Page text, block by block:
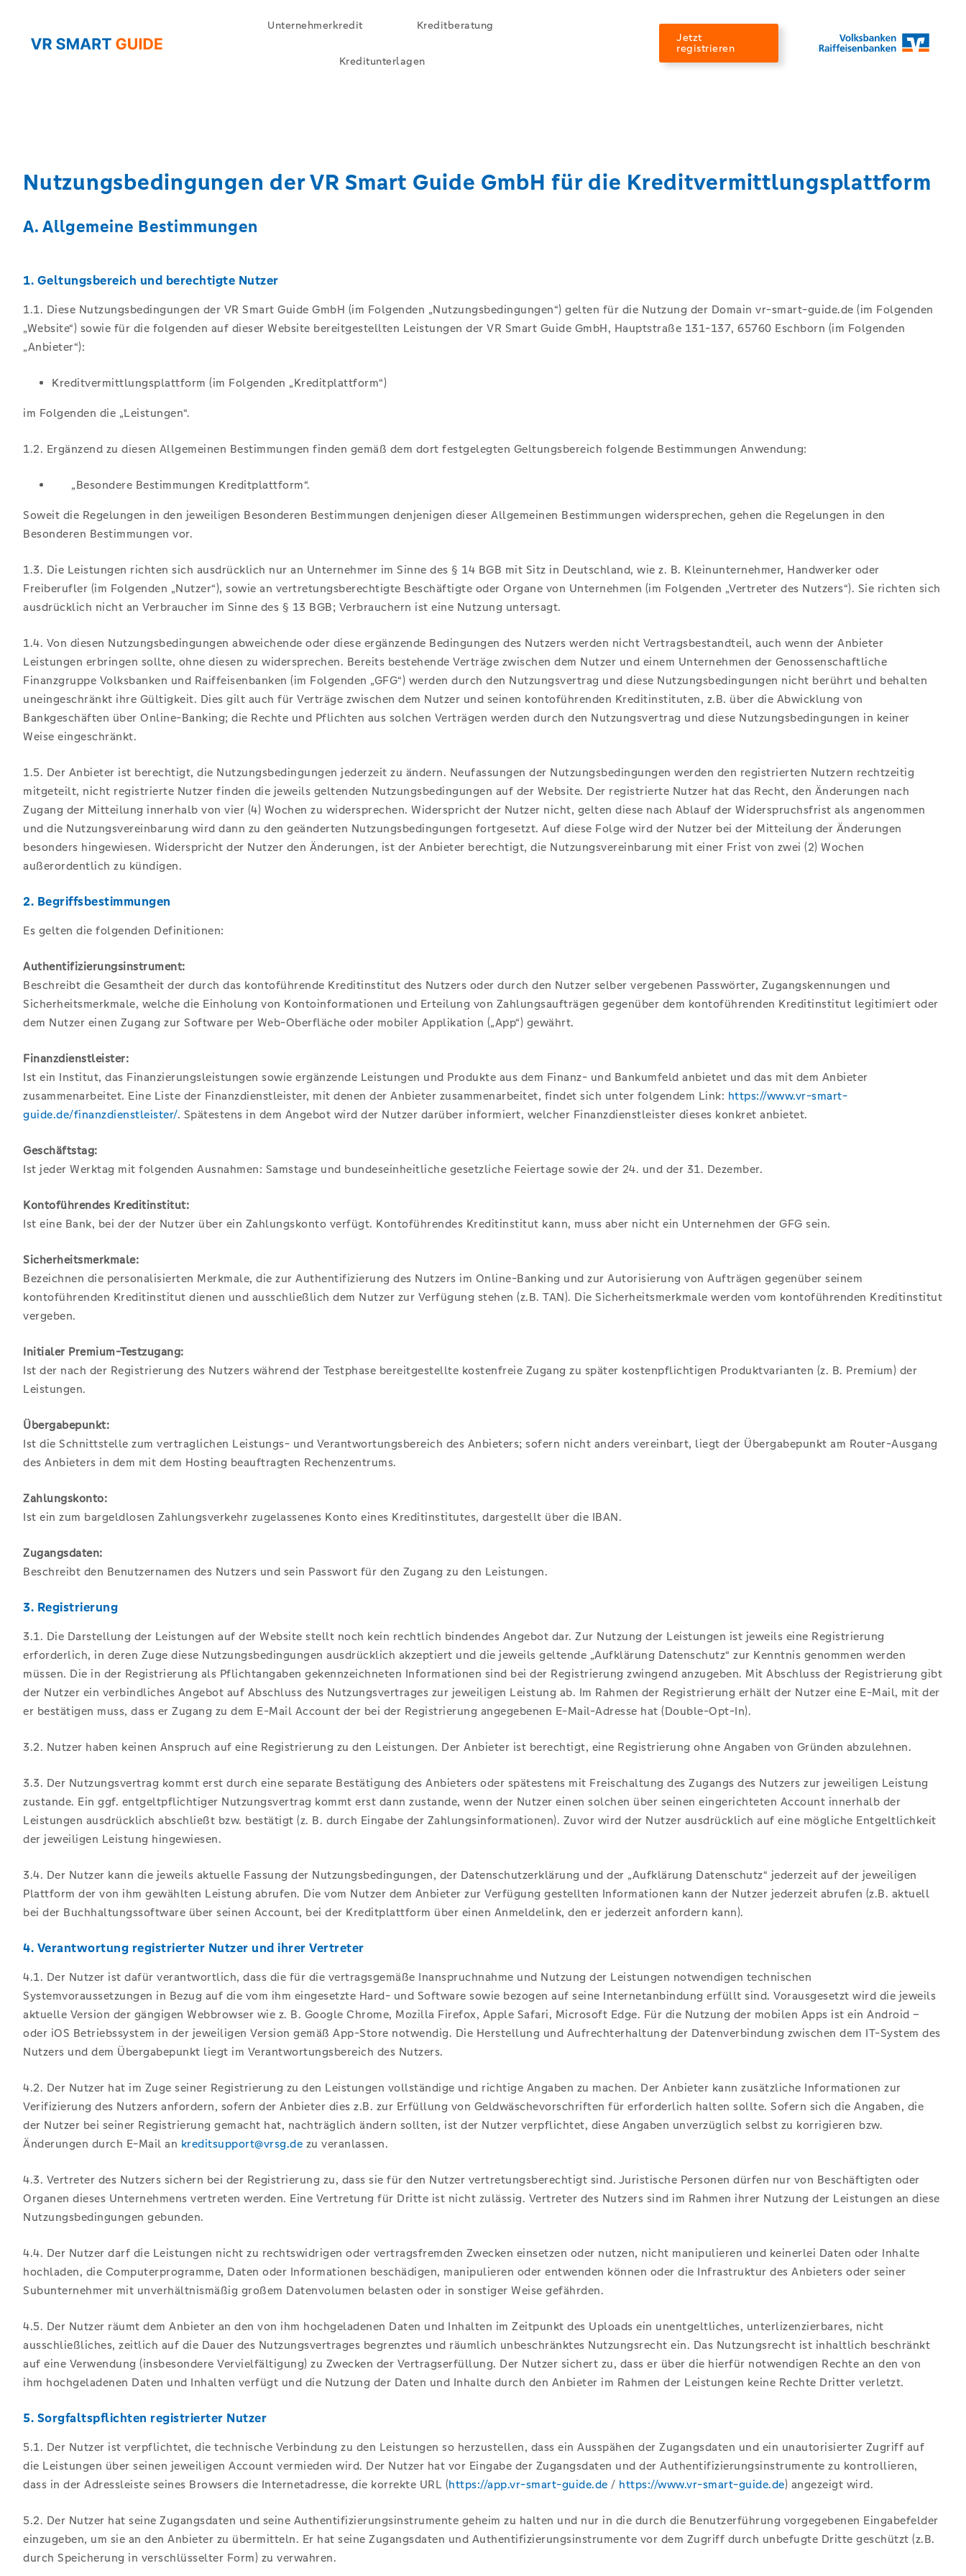
Unternehmerkredit Kreditberatung
Kreditunterlagen
Jetzt
registrieren
Nutzungsbedingungen der VR Smart Guide GmbH für die Kreditvermittlungsplattform
A. Allgemeine Bestimmungen
1. Geltungsbereich und berechtigte Nutzer
1.1. Diese Nutzungsbedingungen der VR Smart Guide GmbH (im Folgenden „Nutzungsbedingungen“) gelten für die Nutzung der Domain vr-smart-guide.de (im Folgenden
„Website“) sowie für die folgenden auf dieser Website bereitgestellten Leistungen der VR Smart Guide GmbH, Hauptstraße 131-137, 65760 Eschborn (im Folgenden
„Anbieter“):
Kreditvermittlungsplattform (im Folgenden „Kreditplattform“)
im Folgenden die „Leistungen“.
1.2. Ergänzend zu diesen Allgemeinen Bestimmungen finden gemäß dem dort festgelegten Geltungsbereich folgende Bestimmungen Anwendung:
„Besondere Bestimmungen Kreditplattform“.
Soweit die Regelungen in den jeweiligen Besonderen Bestimmungen denjenigen dieser Allgemeinen Bestimmungen widersprechen, gehen die Regelungen in den
Besonderen Bestimmungen vor.
1.3. Die Leistungen richten sich ausdrücklich nur an Unternehmer im Sinne des § 14 BGB mit Sitz in Deutschland, wie z. B. Kleinunternehmer, Handwerker oder
Freiberufler (im Folgenden „Nutzer“), sowie an vertretungsberechtigte Beschäftigte oder Organe von Unternehmen (im Folgenden „Vertreter des Nutzers“). Sie richten sich
ausdrücklich nicht an Verbraucher im Sinne des § 13 BGB; Verbrauchern ist eine Nutzung untersagt.
1.4. Von diesen Nutzungsbedingungen abweichende oder diese ergänzende Bedingungen des Nutzers werden nicht Vertragsbestandteil, auch wenn der Anbieter
Leistungen erbringen sollte, ohne diesen zu widersprechen. Bereits bestehende Verträge zwischen dem Nutzer und einem Unternehmen der Genossenschaftliche
Finanzgruppe Volksbanken und Raiffeisenbanken (im Folgenden „GFG“) werden durch den Nutzungsvertrag und diese Nutzungsbedingungen nicht berührt und behalten
uneingeschränkt ihre Gültigkeit. Dies gilt auch für Verträge zwischen dem Nutzer und seinen kontoführenden Kreditinstituten, z.B. über die Abwicklung von
Bankgeschäften über Online-Banking; die Rechte und Pflichten aus solchen Verträgen werden durch den Nutzungsvertrag und diese Nutzungsbedingungen in keiner
Weise eingeschränkt.
1.5. Der Anbieter ist berechtigt, die Nutzungsbedingungen jederzeit zu ändern. Neufassungen der Nutzungsbedingungen werden den registrierten Nutzern rechtzeitig
mitgeteilt, nicht registrierte Nutzer finden die jeweils geltenden Nutzungsbedingungen auf der Website. Der registrierte Nutzer hat das Recht, den Änderungen nach
Zugang der Mitteilung innerhalb von vier (4) Wochen zu widersprechen. Widerspricht der Nutzer nicht, gelten diese nach Ablauf der Widerspruchsfrist als angenommen
und die Nutzungsvereinbarung wird dann zu den geänderten Nutzungsbedingungen fortgesetzt. Auf diese Folge wird der Nutzer bei der Mitteilung der Änderungen
besonders hingewiesen. Widerspricht der Nutzer den Änderungen, ist der Anbieter berechtigt, die Nutzungsvereinbarung mit einer Frist von zwei (2) Wochen
außerordentlich zu kündigen.
2. Begriffsbestimmungen
Es gelten die folgenden Definitionen:
Authentifizierungsinstrument:
Beschreibt die Gesamtheit der durch das kontoführende Kreditinstitut des Nutzers oder durch den Nutzer selber vergebenen Passwörter, Zugangskennungen und
Sicherheitsmerkmale, welche die Einholung von Kontoinformationen und Erteilung von Zahlungsaufträgen gegenüber dem kontoführenden Kreditinstitut legitimiert oder
dem Nutzer einen Zugang zur Software per Web-Oberfläche oder mobiler Applikation („App“) gewährt.
Finanzdienstleister:
Ist ein Institut, das Finanzierungsleistungen sowie ergänzende Leistungen und Produkte aus dem Finanz- und Bankumfeld anbietet und das mit dem Anbieter
zusammenarbeitet. Eine Liste der Finanzdienstleister, mit denen der Anbieter zusammenarbeitet, findet sich unter folgendem Link: https://www.vr-smart-
guide.de/finanzdienstleister/. Spätestens in dem Angebot wird der Nutzer darüber informiert, welcher Finanzdienstleister dieses konkret anbietet.
Geschäftstag:
Ist jeder Werktag mit folgenden Ausnahmen: Samstage und bundeseinheitliche gesetzliche Feiertage sowie der 24. und der 31. Dezember.
Kontoführendes Kreditinstitut:
Ist eine Bank, bei der der Nutzer über ein Zahlungskonto verfügt. Kontoführendes Kreditinstitut kann, muss aber nicht ein Unternehmen der GFG sein.
Sicherheitsmerkmale:
Bezeichnen die personalisierten Merkmale, die zur Authentifizierung des Nutzers im Online-Banking und zur Autorisierung von Aufträgen gegenüber seinem
kontoführenden Kreditinstitut dienen und ausschließlich dem Nutzer zur Verfügung stehen (z.B. TAN). Die Sicherheitsmerkmale werden vom kontoführenden Kreditinstitut
vergeben.
Initialer Premium-Testzugang:
Ist der nach der Registrierung des Nutzers während der Testphase bereitgestellte kostenfreie Zugang zu später kostenpflichtigen Produktvarianten (z. B. Premium) der
Leistungen.
Übergabepunkt:
Ist die Schnittstelle zum vertraglichen Leistungs- und Verantwortungsbereich des Anbieters; sofern nicht anders vereinbart, liegt der Übergabepunkt am Router-Ausgang
des Anbieters in dem mit dem Hosting beauftragten Rechenzentrums.
Zahlungskonto:
Ist ein zum bargeldlosen Zahlungsverkehr zugelassenes Konto eines Kreditinstitutes, dargestellt über die IBAN.
Zugangsdaten:
Beschreibt den Benutzernamen des Nutzers und sein Passwort für den Zugang zu den Leistungen.
3. Registrierung
3.1. Die Darstellung der Leistungen auf der Website stellt noch kein rechtlich bindendes Angebot dar. Zur Nutzung der Leistungen ist jeweils eine Registrierung
erforderlich, in deren Zuge diese Nutzungsbedingungen ausdrücklich akzeptiert und die jeweils geltende „Aufklärung Datenschutz“ zur Kenntnis genommen werden
müssen. Die in der Registrierung als Pflichtangaben gekennzeichneten Informationen sind bei der Registrierung zwingend anzugeben. Mit Abschluss der Registrierung gibt
der Nutzer ein verbindliches Angebot auf Abschluss des Nutzungsvertrages zur jeweiligen Leistung ab. Im Rahmen der Registrierung erhält der Nutzer eine E-Mail, mit der
er bestätigen muss, dass er Zugang zu dem E-Mail Account der bei der Registrierung angegebenen E-Mail-Adresse hat (Double-Opt-In).
3.2. Nutzer haben keinen Anspruch auf eine Registrierung zu den Leistungen. Der Anbieter ist berechtigt, eine Registrierung ohne Angaben von Gründen abzulehnen.
3.3. Der Nutzungsvertrag kommt erst durch eine separate Bestätigung des Anbieters oder spätestens mit Freischaltung des Zugangs des Nutzers zur jeweiligen Leistung
zustande. Ein ggf. entgeltpflichtiger Nutzungsvertrag kommt erst dann zustande, wenn der Nutzer einen solchen über seinen eingerichteten Account innerhalb der
Leistungen ausdrücklich abschließt bzw. bestätigt (z. B. durch Eingabe der Zahlungsinformationen). Zuvor wird der Nutzer ausdrücklich auf eine mögliche Entgeltlichkeit
der jeweiligen Leistung hingewiesen.
3.4. Der Nutzer kann die jeweils aktuelle Fassung der Nutzungsbedingungen, der Datenschutzerklärung und der „Aufklärung Datenschutz“ jederzeit auf der jeweiligen
Plattform der von ihm gewählten Leistung abrufen. Die vom Nutzer dem Anbieter zur Verfügung gestellten Informationen kann der Nutzer jederzeit abrufen (z.B. aktuell
bei der Buchhaltungssoftware über seinen Account, bei der Kreditplattform über einen Anmeldelink, den er jederzeit anfordern kann).
4. Verantwortung registrierter Nutzer und ihrer Vertreter
4.1. Der Nutzer ist dafür verantwortlich, dass die für die vertragsgemäße Inanspruchnahme und Nutzung der Leistungen notwendigen technischen
Systemvoraussetzungen in Bezug auf die vom ihm eingesetzte Hard- und Software sowie bezogen auf seine Internetanbindung erfüllt sind. Vorausgesetzt wird die jeweils
aktuelle Version der gängigen Webbrowser wie z. B. Google Chrome, Mozilla Firefox, Apple Safari, Microsoft Edge. Für die Nutzung der mobilen Apps ist ein Android –
oder iOS Betriebssystem in der jeweiligen Version gemäß App-Store notwendig. Die Herstellung und Aufrechterhaltung der Datenverbindung zwischen dem IT-System des
Nutzers und dem Übergabepunkt liegt im Verantwortungsbereich des Nutzers.
4.2. Der Nutzer hat im Zuge seiner Registrierung zu den Leistungen vollständige und richtige Angaben zu machen. Der Anbieter kann zusätzliche Informationen zur
Verifizierung des Nutzers anfordern, sofern der Anbieter dies z.B. zur Erfüllung von Geldwäschevorschriften für erforderlich halten sollte. Sofern sich die Angaben, die
der Nutzer bei seiner Registrierung gemacht hat, nachträglich ändern sollten, ist der Nutzer verpflichtet, diese Angaben unverzüglich selbst zu korrigieren bzw.
Änderungen durch E-Mail an kreditsupport@vrsg.de zu veranlassen.
4.3. Vertreter des Nutzers sichern bei der Registrierung zu, dass sie für den Nutzer vertretungsberechtigt sind. Juristische Personen dürfen nur von Beschäftigten oder
Organen dieses Unternehmens vertreten werden. Eine Vertretung für Dritte ist nicht zulässig. Vertreter des Nutzers sind im Rahmen ihrer Nutzung der Leistungen an diese
Nutzungsbedingungen gebunden.
4.4. Der Nutzer darf die Leistungen nicht zu rechtswidrigen oder vertragsfremden Zwecken einsetzen oder nutzen, nicht manipulieren und keinerlei Daten oder Inhalte
hochladen, die Computerprogramme, Daten oder Informationen beschädigen, manipulieren oder entwenden können oder die Infrastruktur des Anbieters oder seiner
Subunternehmer mit unverhältnismäßig großem Datenvolumen belasten oder in sonstiger Weise gefährden.
4.5. Der Nutzer räumt dem Anbieter an den von ihm hochgeladenen Daten und Inhalten im Zeitpunkt des Uploads ein unentgeltliches, unterlizenzierbares, nicht
ausschließliches, zeitlich auf die Dauer des Nutzungsvertrages begrenztes und räumlich unbeschränktes Nutzungsrecht ein. Das Nutzungsrecht ist inhaltlich beschränkt
auf eine Verwendung (insbesondere Vervielfältigung) zu Zwecken der Vertragserfüllung. Der Nutzer sichert zu, dass er über die hierfür notwendigen Rechte an den von
ihm hochgeladenen Daten und Inhalten verfügt und die Nutzung der Daten und Inhalte durch den Anbieter im Rahmen der Leistungen keine Rechte Dritter verletzt.
5. Sorgfaltspflichten registrierter Nutzer
5.1. Der Nutzer ist verpflichtet, die technische Verbindung zu den Leistungen so herzustellen, dass ein Ausspähen der Zugangsdaten und ein unautorisierter Zugriff auf
die Leistungen über seinen jeweiligen Account vermieden wird. Der Nutzer hat vor Eingabe der Zugangsdaten und der Authentifizierungsinstrumente zu kontrollieren,
dass in der Adressleiste seines Browsers die Internetadresse, die korrekte URL (https://app.vr-smart-guide.de / https://www.vr-smart-guide.de) angezeigt wird.
5.2. Der Nutzer hat seine Zugangsdaten und seine Authentifizierungsinstrumente geheim zu halten und nur in die durch die Benutzerführung vorgegebenen Eingabefelder
einzugeben, um sie an den Anbieter zu übermitteln. Er hat seine Zugangsdaten und Authentifizierungsinstrumente vor dem Zugriff durch unbefugte Dritte geschützt (z.B.
durch Speicherung in verschlüsselter Form) zu verwahren.